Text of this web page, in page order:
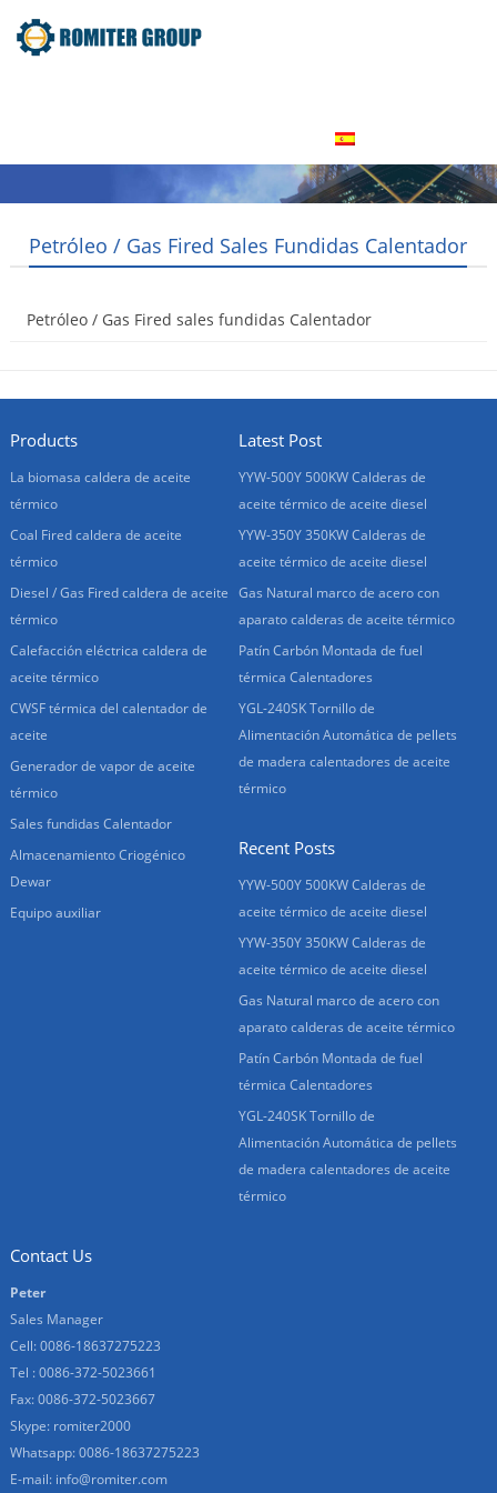
Petróleo / Gas Fired Sales Fundidas Calentador
Petróleo / Gas Fired sales fundidas Calentador
Products
La biomasa caldera de aceite
térmico
Coal Fired caldera de aceite
térmico
Diesel / Gas Fired caldera de aceite
térmico
Calefacción eléctrica caldera de
aceite térmico
CWSF térmica del calentador de
aceite
Generador de vapor de aceite
térmico
Sales fundidas Calentador
Almacenamiento Criogénico
Dewar
Equipo auxiliar
Latest Post
YYW-500Y 500KW Calderas de
aceite térmico de aceite diesel
YYW-350Y 350KW Calderas de
aceite térmico de aceite diesel
Gas Natural marco de acero con
aparato calderas de aceite térmico
Patín Carbón Montada de fuel
térmica Calentadores
YGL-240SK Tornillo de
Alimentación Automática de pellets
de madera calentadores de aceite
térmico
Recent Posts
YYW-500Y 500KW Calderas de
aceite térmico de aceite diesel
YYW-350Y 350KW Calderas de
aceite térmico de aceite diesel
Gas Natural marco de acero con
aparato calderas de aceite térmico
Patín Carbón Montada de fuel
térmica Calentadores
YGL-240SK Tornillo de
Alimentación Automática de pellets
de madera calentadores de aceite
térmico
Contact Us
Peter
Sales Manager
Cell: 0086-18637275223
Tel : 0086-372-5023661
Fax: 0086-372-5023667
Skype: romiter2000
Whatsapp:0086-18637275223
E-mail: info@romiter.com